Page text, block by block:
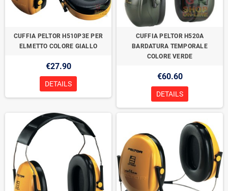
CUFFIA PELTOR H510P3E PER
ELMETTO COLORE GIALLO
€27.90
DETAILS
CUFFIA PELTOR H520A
BARDATURA TEMPORALE
COLORE VERDE
€60.60
DETAILS